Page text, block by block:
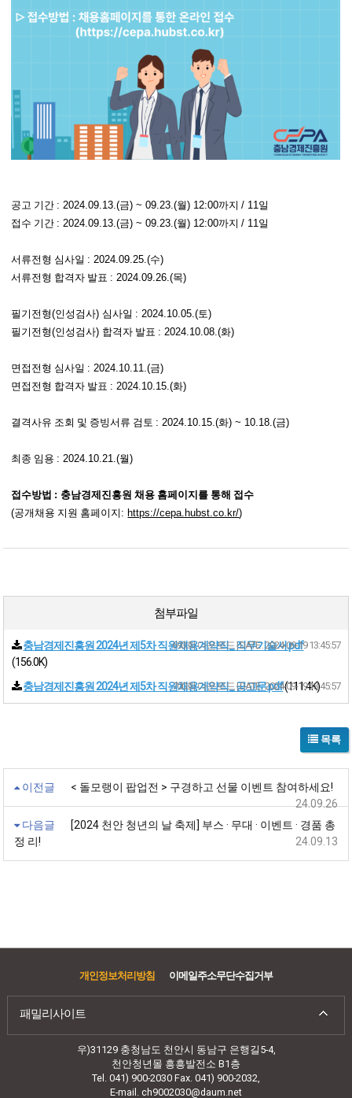
공고 기간 : 2024.09.13.(금) ~ 09.23.(월) 12:00까지/ 11일
접수 기간 : 2024.09.13.(금) ~ 09.23.(월) 12:00까지/ 11일
서류전형 심사일 : 2024.09.25.(수)
서류전형 합격자 발표 : 2024.09.26.(목)
필기전형(인성검사) 심사일 : 2024.10.05.(토)
필기전형(인성검사) 합격자 발표 : 2024.10.08.(화)
면접전형 심사일 : 2024.10.11.(금)
면접전형 합격자 발표 : 2024.10.15.(화)
결격사유 조회 및 증빙서류 검토 : 2024.10.15.(화) ~ 10.18.(금)
최종 임용 : 2024.10.21.(월)
접수방법 : 충남경제진흥원 채용 홈페이지를 통해 접수
(공개채용 지원 홈페이지 : https://cepa.hubst.co.kr/)
첨부파일
충남경제진흥원 2024년 제5차 직원채용계약직_ 직무기술서.pdf
(156.0K)
693회 다운로드 | DATE : 2024-09-19 13:45:57
충남경제진흥원 2024년 제5차 직원채용계약직_ 공고문.pdf(111.4K)
700회 다운로드 | DATE : 2024-09-19 13:45:57
목록
이전글
< 돌모랭이 팝업전 > 구경하고 선물 이벤트 참여하세요!
24.09.26
다음글
[2024 천안 청년의 날 축제] 부스 · 무대 · 이벤트 · 경품 총
정 리!
24.09.13
개인정보처리방침 이메일주소무단수집거부
패밀리사이트
우)31129 충청남도 천안시 동남구 은행길5-4,
천안청년몰 흥흥발전소 B1층
Tel. 041) 900-2030 Fax. 041) 900-2032,
E-mail. ch9002030@daum.net